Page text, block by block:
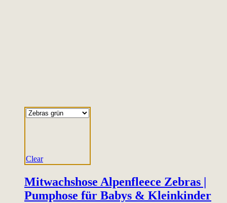
Clear
Mitwachshose Alpenfleece Zebras |
Pumphose für Babys & Kleinkinder